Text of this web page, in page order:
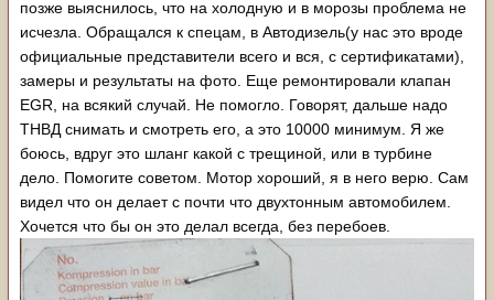
позже выяснилось, что на холодную и в морозы проблема не
исчезла. Обращался к спецам, в Автодизель(у нас это вроде
официальные представители всего и вся, с сертификатами),
замеры и результаты на фото. Еще ремонтировали клапан
EGR, на всякий случай. Не помогло. Говорят, дальше надо
ТНВД снимать и смотреть его, а это 10000 минимум. Я же
боюсь, вдруг это шланг какой с трещиной, или в турбине
дело. Помогите советом. Мотор хороший, я в него верю. Сам
видел что он делает с почти что двухтонным автомобилем.
Хочется что бы он это делал всегда, без перебоев.